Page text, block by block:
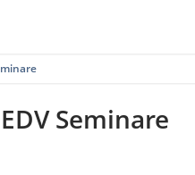
Seminare